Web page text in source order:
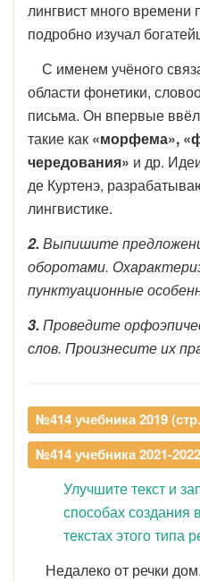
лингвист много времени
подробно изучал
С именем учёного
области фонетики,
письма. Он впервые
такие как «морфема»,
чередования» и др.
де Куртенэ,
лингвистике.
2. Выпишите
оборотами.
пунктуационные
3. Проведите
слов. Произнесите их
№414 учебника 2019
№414 учебника 2021-
Улучшите текст и
способах создания
текстах этого типа
Недалеко от речки